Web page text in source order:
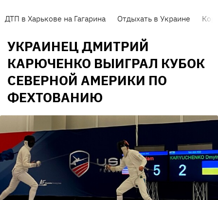
ДТП в Харькове на Гагарина Отдыхать в Украине
УКРАИНЕЦ ДМИТРИЙ
КАРЮЧЕНКО ВЫИГРАЛ КУБОК
СЕВЕРНОЙ АМЕРИКИ ПО
ФЕХТОВАНИЮ